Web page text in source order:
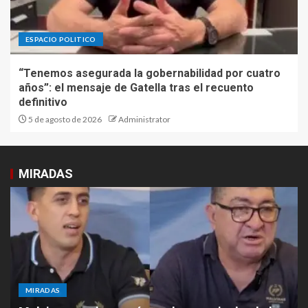
ESPACIO POLITICO
“Tenemos asegurada la gobernabilidad por cuatro
años”: el mensaje de Gatella tras el recuento
definitivo
5 de agosto de 2026 Administrator
MIRADAS
MIRADAS